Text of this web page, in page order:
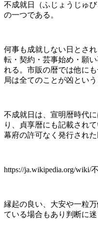
不成就日（ふじょうじゅ
の一つである。
何事も成就しない日とさ
転・契約・芸事始め・願
れる。市販の暦では他に
局は全てのことが凶という
不成就日は、宣明暦時代
り、貞享暦にも記載され
幕府の許可なく発行され
https://ja.wikipedia.org/wiki/
縁起の良い、大安や一粒
ている場合もあり判断に迷